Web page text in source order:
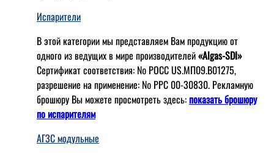
Испарители
В этой категории мы представляем Вам продукцию от
одного из ведущих в мире производителей«Algas-SDI»
Сертификат соответствия: № РОСС US.МП09.В01275,
разрешение на применение: № РРС 00-30830. Рекламную
брошюру Вы можете просмотреть здесь:показать брошюру
по испарителям
АГЗС модульные